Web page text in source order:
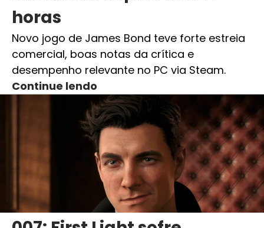
horas
Novo jogo de James Bond teve forte estreia
comercial, boas notas da crítica e
desempenho relevante no PC via Steam.
Continue lendo